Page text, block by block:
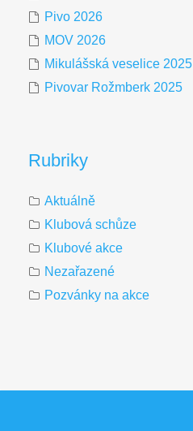
Pivo 2026
MOV 2026
Mikulášská veselice 2025
Pivovar Rožmberk 2025
Rubriky
Aktuálně
Klubová schůze
Klubové akce
Nezařazené
Pozvánky na akce